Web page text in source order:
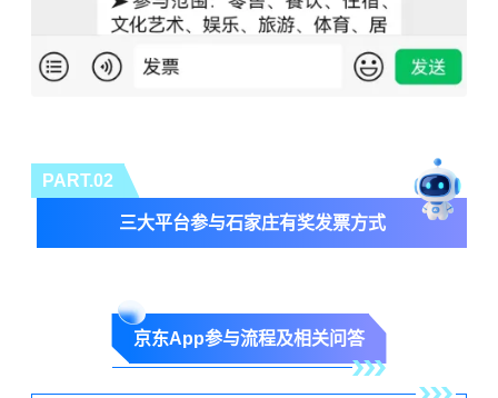
PART.02
三大平台参与石家庄有奖发票方式
京东App参与流程及相关问答